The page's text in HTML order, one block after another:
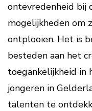
ontevredenheid bij
mogelijkheden om
ontplooien. Het is
besteden aan het
toegankelijkheid in
jongeren in
talenten te